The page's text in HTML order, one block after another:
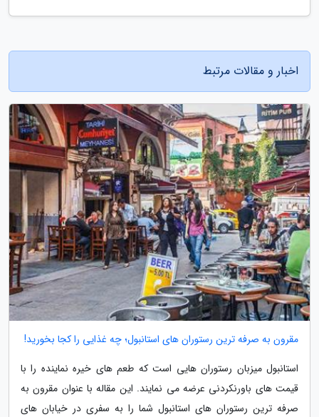
اخبار و مقالات مرتبط
مقرون به صرفه ترین رستوران های استانبول؛ چه غذایی را کجا بخورید!
استانبول میزبان رستوران هایی است که طعم های خیره نماینده را با
قیمت های باورنکردنی عرضه می نمایند. این مقاله با عنوان مقرون به
صرفه ترین رستوران های استانبول شما را به سفری در خیابان های